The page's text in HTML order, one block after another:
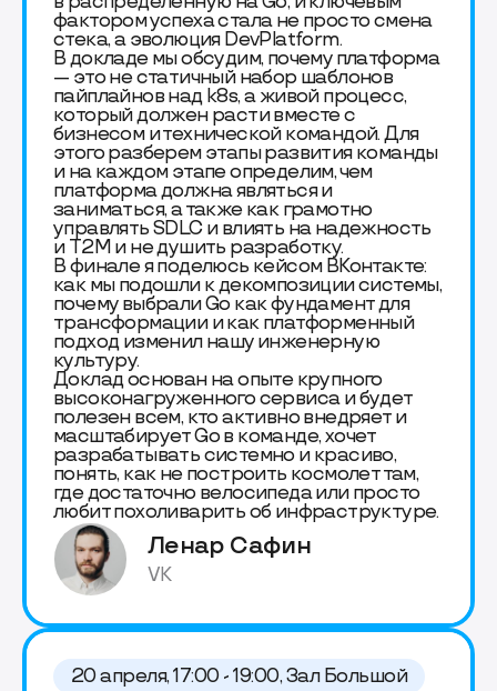
фактором успеха стала не просто смена
стека, а эволюция DevPlatform.
В докладе мы обсудим, почему платформа
— это не статичный набор шаблонов
пайплайнов над k8s, а живой процесс,
который должен расти вместе с
бизнесом и технической командой. Для
этого разберем этапы развития команды
и на каждом этапе определим, чем
платформа должна являться и
заниматься, а также как грамотно
управлять SDLC и влиять на надежность
и T2M и не душить разработку.
В финале я поделюсь кейсом ВКонтакте:
как мы подошли к декомпозиции системы,
почему выбрали Go как фундамент для
трансформации и как платформенный
подход изменил нашу инженерную
культуру.
Доклад основан на опыте крупного
высоконагруженного сервиса и будет
полезен всем, кто активно внедряет и
масштабирует Go в команде, хочет
разрабатывать системно и красиво,
понять, как не построить космолет там,
где достаточно велосипеда или просто
любит похоливарить об инфраструктуре.
Ленар Сафин
VK
20 апреля, 17:00 - 19:00, Зал Большой